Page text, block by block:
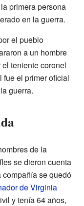
primera persona
en la guerra.
el pueblo
a un hombre
teniente coronel
el primer oficial
guerra.
de la
se dieron cuenta
compañía se quedó
de Virginia
y tenía 64 años,